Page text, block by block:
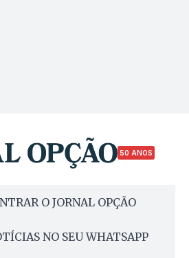
50 ANOS
O JORNAL OPÇÃO
NO SEU WHATSAPP